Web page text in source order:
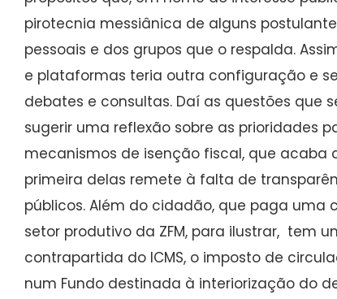
pirotecnia messiânica de alguns
pessoais e dos grupos que o respalda.
e plataformas teria outra configuração e
debates e consultas. Daí as questões que
sugerir uma reflexão sobre as prioridades
mecanismos de isenção fiscal, que acaba
primeira delas remete à falta de
públicos. Além do cidadão, que paga uma
setor produtivo da ZFM, para ilustrar, tem
contrapartida do ICMS, o imposto de
num Fundo destinada à interiorização do